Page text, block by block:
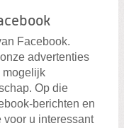
Facebook.
advertenties
mogelijk
Op die
berichten en
voor u interessant